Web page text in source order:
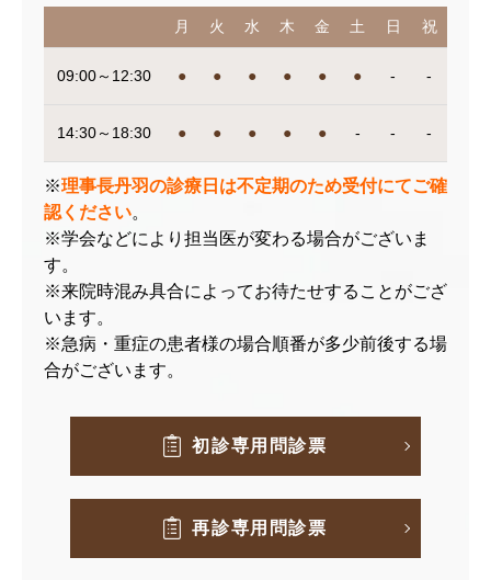
月 火 水 木 金 土 日 祝
09:00～12:30 ● ● ● ● ● ● - -
14:30～18:30 ● ● ● ● ● - - -
※理事長丹羽の診療日は不定期のため受付にてご確
認ください。
※学会などにより担当医が変わる場合がございま
す。
※来院時混み具合によってお待たせすることがござ
います。
※急病・重症の患者様の場合順番が多少前後する場
合がございます。
初診専用問診票
再診専用問診票